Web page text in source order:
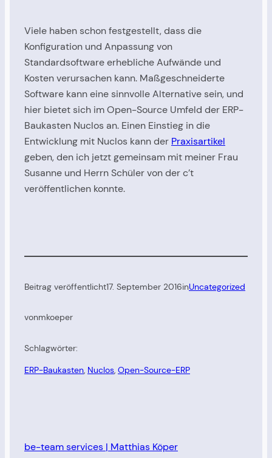
Viele haben schon festgestellt, dass die
Konfiguration und Anpassung von
Standardsoftware erhebliche Aufwände und
Kosten verursachen kann. Maßgeschneiderte
Software kann eine sinnvolle Alternative sein, und
hier bietet sich im Open-Source Umfeld der ERP-
Baukasten Nuclos an. Einen Einstieg in die
Entwicklung mit Nuclos kann der Praxisartikel
geben, den ich jetzt gemeinsam mit meiner Frau
Susanne und Herrn Schüler von der c’t
veröffentlichen konnte.
Beitrag veröffentlicht17. September 2016inUncategorized
vonmkoeper
Schlagwörter:
ERP-Baukasten, Nuclos, Open-Source-ERP
be-team services | Matthias Köper